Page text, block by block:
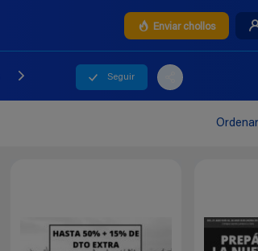
Enviar chollos
Seguir
Ordenar